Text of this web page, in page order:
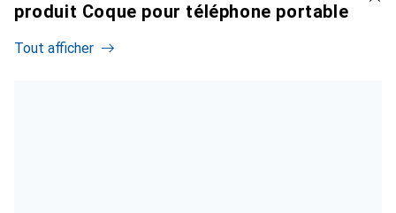
produit Coque pour téléphone portable
Tout afficher